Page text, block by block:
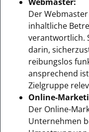
Der
inhaltliche
verantwortlich.
darin,
reibungslos
ansprechend
Zielgruppe
Online-
Der Online-
Unternehmen